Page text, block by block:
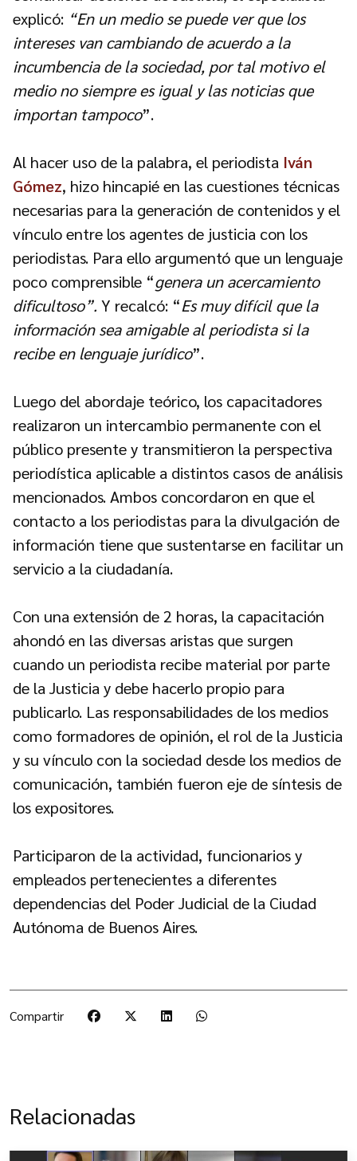
explicó: “En un medio se puede ver que los
intereses van cambiando de acuerdo a la
incumbencia de la sociedad, por tal motivo el
medio no siempre es igual y las noticias que
importan tampoco”.
Al hacer uso de la palabra, el periodista Iván
Gómez, hizo hincapié en las cuestiones técnicas
necesarias para la generación de contenidos y el
vínculo entre los agentes de justicia con los
periodistas. Para ello argumentó que un lenguaje
poco comprensible “genera un acercamiento
dificultoso”. Y recalcó: “Es muy difícil que la
información sea amigable al periodista si la
recibe en lenguaje jurídico”.
Luego del abordaje teórico, los capacitadores
realizaron un intercambio permanente con el
público presente y transmitieron la perspectiva
periodística aplicable a distintos casos de análisis
mencionados. Ambos concordaron en que el
contacto a los periodistas para la divulgación de
información tiene que sustentarse en facilitar un
servicio a la ciudadanía.
Con una extensión de 2 horas, la capacitación
ahondó en las diversas aristas que surgen
cuando un periodista recibe material por parte
de la Justicia y debe hacerlo propio para
publicarlo. Las responsabilidades de los medios
como formadores de opinión, el rol de la Justicia
y su vínculo con la sociedad desde los medios de
comunicación, también fueron eje de síntesis de
los expositores.
Participaron de la actividad, funcionarios y
empleados pertenecientes a diferentes
dependencias del Poder Judicial de la Ciudad
Autónoma de Buenos Aires.
Compartir
Relacionadas